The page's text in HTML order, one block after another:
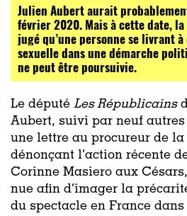
Julien Aubert aurait
février 2020. Mais à cette date,
jugé qu’une personne se livrant
sexuelle dans une démarche
ne peut être poursuivie.
Le député Les Républicains
Aubert, suivi par neuf autres
une lettre au procureur de
dénonçant l’action récente
Corinne Masiero aux
nue afin d’imager la
du spectacle en France